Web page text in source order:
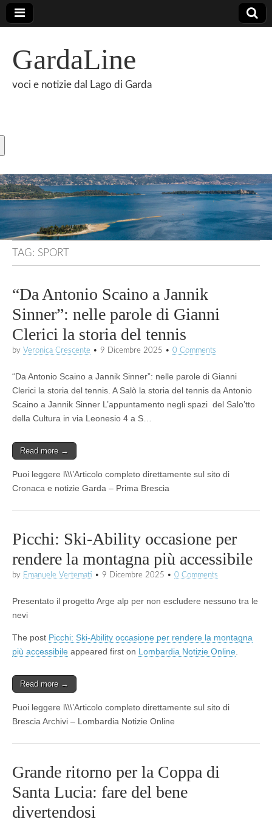
GardaLine
voci e notizie dal Lago di Garda
TAG: SPORT
“Da Antonio Scaino a Jannik
Sinner”: nelle parole di Gianni
Clerici la storia del tennis
by Veronica Crescente • 9 Dicembre 2025 • 0 Comments
“Da Antonio Scaino a Jannik Sinner”: nelle parole di Gianni
Clerici la storia del tennis. A Salò la storia del tennis da Antonio
Scaino a Jannik Sinner L’appuntamento negli spazi del Salo’tto
della Cultura in via Leonesio 4 a S…
Read more →
Puoi leggere l\\\’Articolo completo direttamente sul sito di
Cronaca e notizie Garda – Prima Brescia
Picchi: Ski-Ability occasione per
rendere la montagna più accessibile
by Emanuele Vertemati • 9 Dicembre 2025 • 0 Comments
Presentato il progetto Arge alp per non escludere nessuno tra le
nevi
The post Picchi: Ski-Ability occasione per rendere la montagna
più accessibile appeared first on Lombardia Notizie Online
Read more →
Puoi leggere l\\\’Articolo completo direttamente sul sito di
Brescia Archivi – Lombardia Notizie Online
Grande ritorno per la Coppa di
Santa Lucia: fare del bene
divertendosi